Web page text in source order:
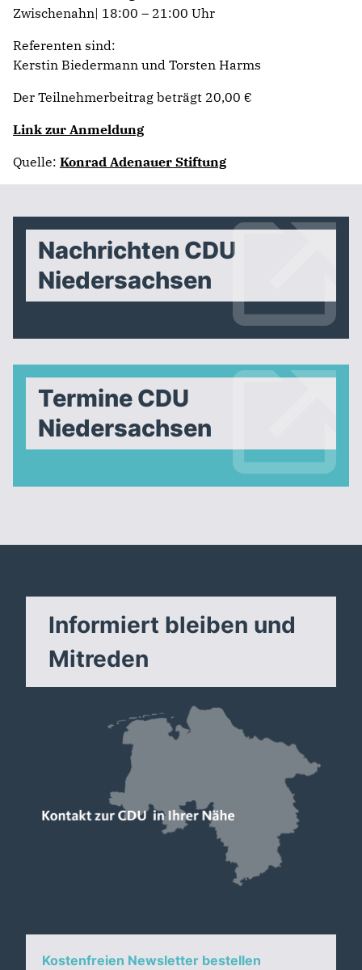
Zwischenahn| 18:00 – 21:00 Uhr
Referenten sind:
Kerstin Biedermann und Torsten Harms
Der Teilnehmerbeitrag beträgt 20,00 €
Link zur Anmeldung
Quelle: Konrad Adenauer Stiftung
Nachrichten CDU
Niedersachsen
Termine CDU
Niedersachsen
Informiert bleiben und
Mitreden
Kostenfreien Newsletter bestellen